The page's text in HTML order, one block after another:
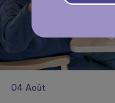
04 Août